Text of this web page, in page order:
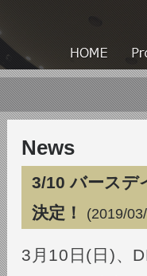
News
3/10 バースデ
決定！
(2019/
3月10日(日)、